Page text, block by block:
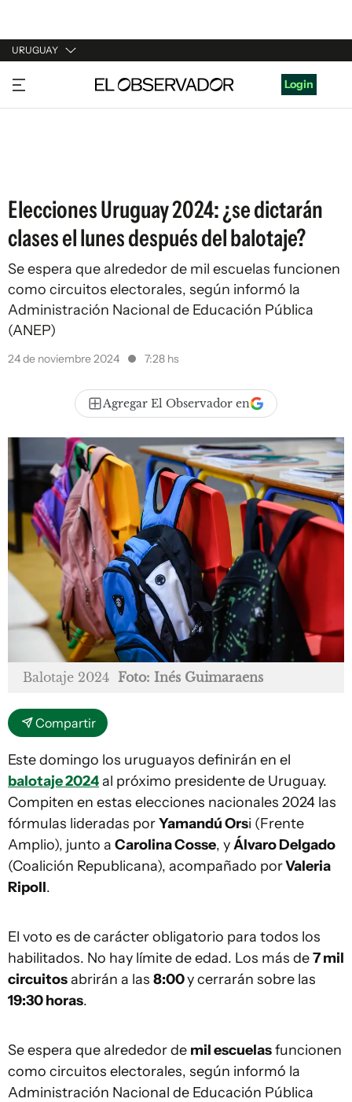
URUGUAY
URUGUAY
ARGENTINA
Login
Elecciones Uruguay 2024: ¿se dictarán
clases el lunes después del balotaje?
Se espera que alrededor de mil escuelas funcionen
como circuitos electorales, según informó la
Administración Nacional de Educación Pública
(ANEP)
24 de noviembre 2024 7:28 hs
Agregar El Observador en
Balotaje 2024 Foto: Inés Guimaraens
Compartir
Este domingo los uruguayos definirán en el
balotaje 2024al próximo presidente de Uruguay.
Compiten en estas elecciones nacionales 2024 las
fórmulas lideradas porYamandú Orsi (Frente
Amplio), junto a Carolina Cosse, yÁlvaro Delgado
(Coalición Republicana), acompañado porValeria
Ripoll.
El voto es de carácter obligatorio para todos los
habilitados. No hay límite de edad. Los más de7 mil
circuitosabrirán a las 8:00y cerrarán sobre las
19:30 horas.
Se espera que alrededor de mil escuelasfuncionen
como circuitos electorales, según informó la
Administración Nacional de Educación Pública